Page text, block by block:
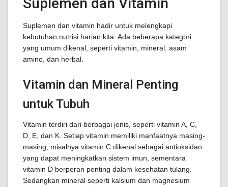
Suplemen dan vitamin hadir untuk melengkapi
kebutuhan nutrisi harian kita. Ada beberapa kategori
yang umum dikenal, seperti vitamin, mineral, asam
amino, dan herbal.
Vitamin dan Mineral Penting
untuk Tubuh
Vitamin terdiri dari berbagai jenis, seperti vitamin A, C,
D, E, dan K. Setiap vitamin memiliki manfaatnya masing-
masing, misalnya vitamin C dikenal sebagai antioksidan
yang dapat meningkatkan sistem imun, sementara
vitamin D berperan penting dalam kesehatan tulang.
Sedangkan mineral seperti kalsium dan magnesium